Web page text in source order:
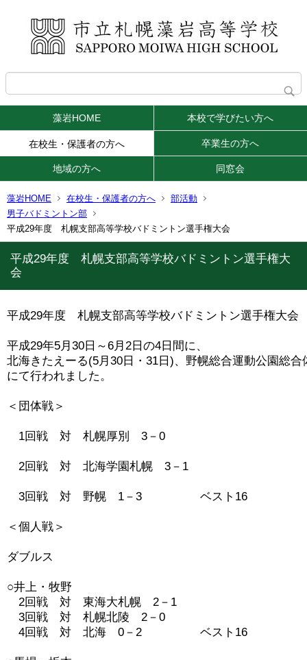
藻岩HOME 本校で学びたい方へ
在校生・保護者の方へ 卒業生の方へ
地域の方へ 同窓会
藻岩HOME 在校生・保護者の方へ
部活動
男子バドミントン部
平成29年度 札幌支部高等学校バドミントン選手権大会
平成29年度 札幌支部高等学校バドミントン選手権大
会
平成29年度　札幌支部高等学校バドミントン選手権大会
平成29年5月30日～6月2日の4日間に、
北海きたえーる(5月30日・31日)、野幌総合運動公園総合
にて行われました。
＜団体戦＞
1回戦　対　札幌厚別　3－0
2回戦　対　北海学園札幌　3－1
3回戦　対　野幌　1－3　　　　　ベスト16
＜個人戦＞
ダブルス
○井上・牧野
2回戦　対　東海大札幌　2－1
3回戦　対　札幌北陵　2－0
4回戦　対　北海　0－2　　　　　ベスト16